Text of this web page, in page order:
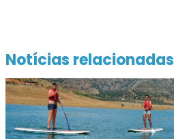
Notícias relacionadas